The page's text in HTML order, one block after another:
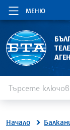
МЕНЮ
Начало